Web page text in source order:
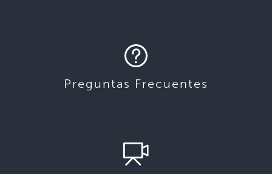
Preguntas Frecuentes